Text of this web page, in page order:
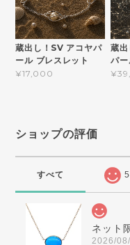
蔵出し！SV アコヤパ
ール ブレスレット
¥17,000
蔵
パ
ショップの評価
すべて
2026/